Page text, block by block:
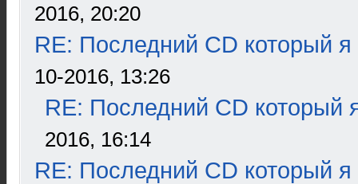
2016, 20:20
RE: Последний CD который я
10-2016, 13:26
RE: Последний CD который
2016, 16:14
RE: Последний CD который я